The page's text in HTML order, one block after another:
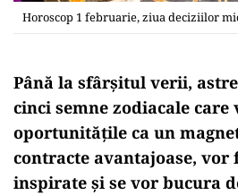
Horoscop 1 februarie, ziua deciziilor
Până la sfârșitul verii,
cinci semne zodiacale
oportunitățile ca un
contracte avantajoase, vor
inspirate și se vor bucura